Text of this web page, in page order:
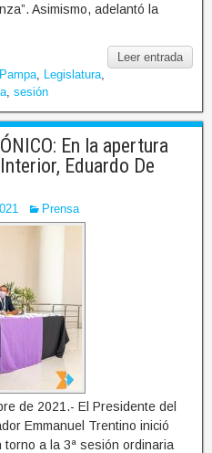
Asimismo, adelantó la
Leer entrada
Pampa Legislatura
sesión
En la apertura
Eduardo De
Prensa
de 2021.- El Presidente del
Emmanuel Trentino inició
torno a la 3ª sesión ordinaria